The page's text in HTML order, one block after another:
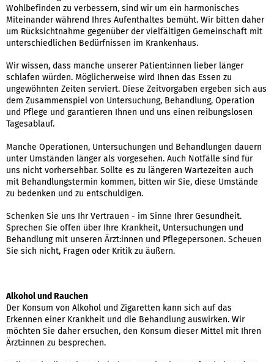
Wohlbefinden zu verbessern, sind wir um ein harmonisches
Miteinander während Ihres Aufenthaltes bemüht. Wir bitten daher
um Rücksichtnahme gegenüber der vielfältigen Gemeinschaft mit
unterschiedlichen Bedürfnissen im Krankenhaus.
Wir wissen, dass manche unserer Patient:innen lieber länger
schlafen würden. Möglicherweise wird Ihnen das Essen zu
ungewöhnten Zeiten serviert. Diese Zeitvorgaben ergeben sich aus
dem Zusammenspiel von Untersuchung, Behandlung, Operation
und Pflege und garantieren Ihnen und uns einen reibungslosen
Tagesablauf.
Manche Operationen, Untersuchungen und Behandlungen dauern
unter Umständen länger als vorgesehen. Auch Notfälle sind für
uns nicht vorhersehbar. Sollte es zu längeren Wartezeiten auch
mit Behandlungstermin kommen, bitten wir Sie, diese Umstände
zu bedenken und zu entschuldigen.
Schenken Sie uns Ihr Vertrauen - im Sinne Ihrer Gesundheit.
Sprechen Sie offen über Ihre Krankheit, Untersuchungen und
Behandlung mit unseren Ärzt:innen und Pflegepersonen. Scheuen
Sie sich nicht, Fragen oder Kritik zu äußern.
Alkohol und Rauchen
Der Konsum von Alkohol und Zigaretten kann sich auf das
Erkennen einer Krankheit und die Behandlung auswirken. Wir
möchten Sie daher ersuchen, den Konsum dieser Mittel mit Ihren
Ärzt:innen zu besprechen.